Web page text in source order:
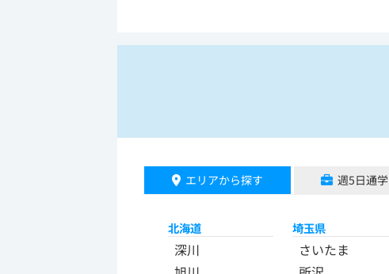
エリアから探す 週5日通学
北海道
深川
埼玉県
さいたま